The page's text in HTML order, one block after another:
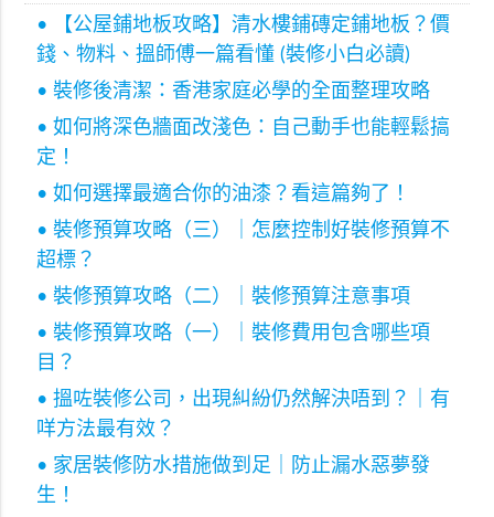
• 【公屋鋪地板攻略】清水樓鋪磚定鋪地板？價
錢、物料、搵師傅一篇看懂 (裝修小白必讀)
• 裝修後清潔：香港家庭必學的全面整理攻略
• 如何將深色牆面改淺色：自己動手也能輕鬆搞
定！
• 如何選擇最適合你的油漆？看這篇夠了！
• 裝修預算攻略（三）｜怎麼控制好裝修預算不
超標？
• 裝修預算攻略（二）｜裝修預算注意事項
• 裝修預算攻略（一）｜裝修費用包含哪些項
目？
• 搵咗裝修公司，出現糾紛仍然解決唔到？｜有
咩方法最有效？
• 家居裝修防水措施做到足｜防止漏水惡夢發
生！